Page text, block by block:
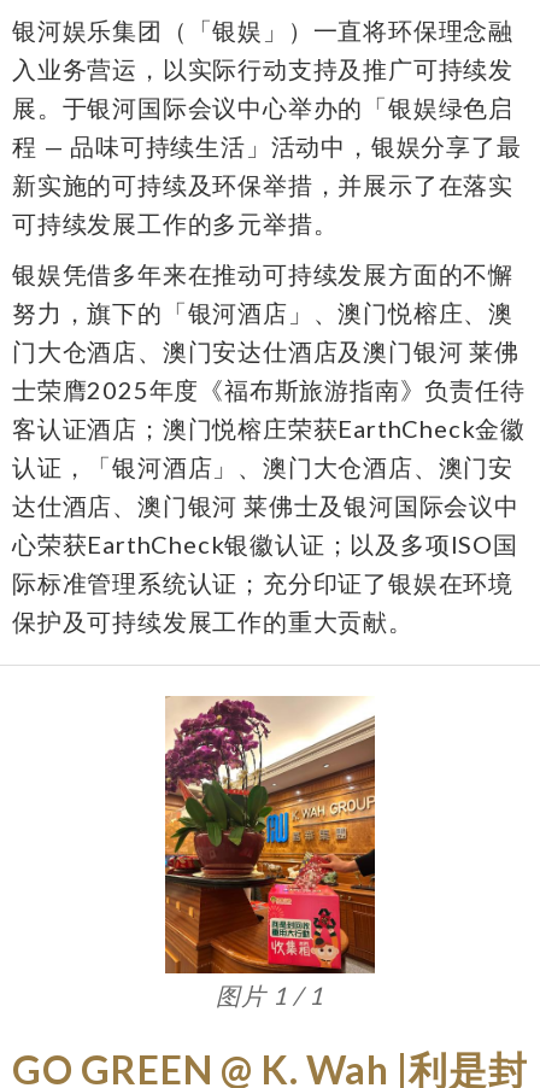
银河娱乐集团（「银娱」）一直将环保理念融
入业务营运，以实际行动支持及推广可持续发
展。于银河国际会议中心举办的「银娱绿色启
程 — 品味可持续生活」活动中，银娱分享了最
新实施的可持续及环保举措，并展示了在落实
可持续发展工作的多元举措。
银娱凭借多年来在推动可持续发展方面的不懈
努力，旗下的「银河酒店」、澳门悦榕庄、澳
门大仓酒店、澳门安达仕酒店及澳门银河 莱佛
士荣膺2025年度《福布斯旅游指南》负责任待
客认证酒店；澳门悦榕庄荣获EarthCheck金徽
认证，「银河酒店」、澳门大仓酒店、澳门安
达仕酒店、澳门银河 莱佛士及银河国际会议中
心荣获EarthCheck银徽认证；以及多项ISO国
际标准管理系统认证；充分印证了银娱在环境
保护及可持续发展工作的重大贡献。
图片 1 / 1
GO GREEN @ K. Wah |利是封